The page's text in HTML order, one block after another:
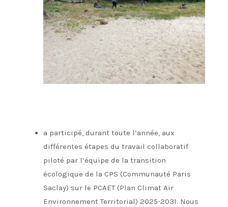
a participé, durant toute l’année, aux
différentes étapes du travail collaboratif
piloté par l’équipe de la transition
écologique de la CPS (Communauté Paris
Saclay) sur le PCAET (Plan Climat Air
Environnement Territorial) 2025-2031. Nous